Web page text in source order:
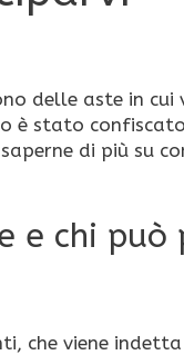
delle aste in cui
è stato
di più su
e chi
che viene